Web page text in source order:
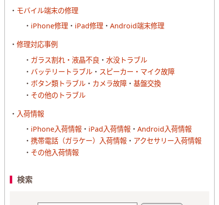
モバイル端末の修理
iPhone修理
iPad修理 Android端末修理
修理対応事例
ガラス割れ・液晶不良
水没トラブル
バッテリートラブル
スピーカー・マイク故障
ボタン類トラブル
カメラ故障
基盤交換
その他のトラブル
入荷情報
iPhone入荷情報
iPad入荷情報
Android入荷情報
携帯電話（ガラケー）入荷情報
アクセサリー入荷情報
その他入荷情報
検索